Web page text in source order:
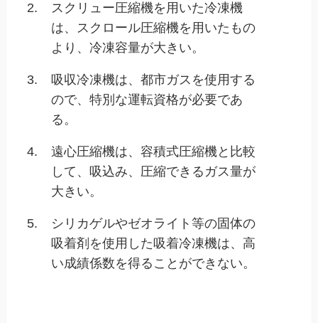
2.
スクリュー圧縮機を用いた冷凍機
は、スクロール圧縮機を用いたもの
より、冷凍容量が大きい。
3.
吸収冷凍機は、都市ガスを使用する
ので、特別な運転資格が必要であ
る。
4.
遠心圧縮機は、容積式圧縮機と比較
して、吸込み、圧縮できるガス量が
大きい。
5.
シリカゲルやゼオライト等の固体の
吸着剤を使用した吸着冷凍機は、高
い成績係数を得ることができない。